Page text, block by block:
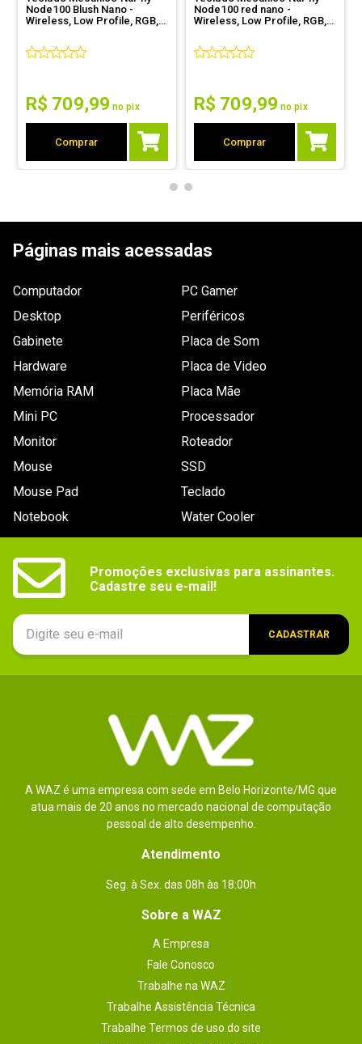
Dimensões 43 x 4 x 12,4cm.
Outras
Ergonômico Não
incluso
Node100 Blush Nano -
Wireless, Low Profile, RGB,
R$ 709,99 no pix
Comprar
Node100 red nano -
Wireless, Low Profile, RGB,
R$ 709,99 no pix
Comprar
Páginas mais acessadas
Computador
Desktop
Gabinete
Hardware
Memória RAM
Mini PC
Monitor
Mouse
Mouse Pad
Notebook
PC Gamer
Periféricos
Placa de Som
Placa de Video
Placa Mãe
Processador
Roteador
SSD
Teclado
Water Cooler
Promoções exclusivas para assinantes.
Cadastre seu e-mail!
CADASTRAR
A WAZ é uma empresa com sede em Belo Horizonte/MG que
atua mais de 20 anos no mercado nacional de computação
pessoal de alto desempenho.
Atendimento
Seg. à Sex. das 08h às 18:00h
Sobre a WAZ
A Empresa
Fale Conosco
Trabalhe na WAZ
Trabalhe Assistência Técnica
Trabalhe Termos de uso do site